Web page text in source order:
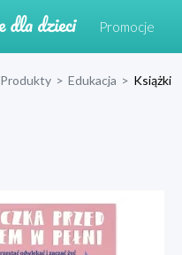
Promocje
Produkty > Edukacja > Książki